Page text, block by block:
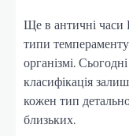
Ще в античні часи
типи
організмі.
класифікація
кожен тип
близьких.